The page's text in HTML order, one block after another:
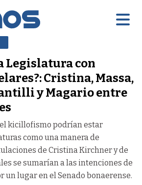
Legislatura con
Cristina, Massa,
y Magario entre
el kicillofismo podrían estar
como una manera de
de Cristina Kirchner y de
se sumarían a las intenciones de
un lugar en el Senado bonaerense.